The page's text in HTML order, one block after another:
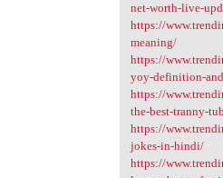
net-worth-live-
https://
meaning/
https://
yoy-definition-
https://
the-best-tranny-
https://
jokes-in-hindi/
https://